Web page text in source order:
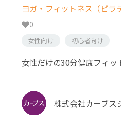
ヨガ・フィットネス（ピラ
0
女性向け 初心者向け
女性だけの30分健康フィッ
株式会社カーブス